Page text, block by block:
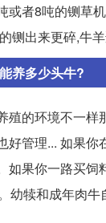
或者8吨的铡草
铡出来更碎,牛
养多少头牛?
殖的环境不一
管理... 如果
如果你一路买
幼犊和成年肉